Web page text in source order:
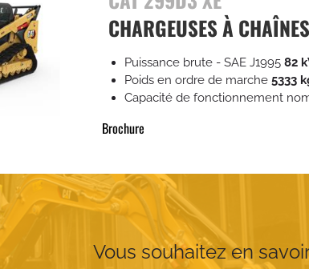
CHARGEUSES À
Puissance brute - SAE J1995 82
Poids en ordre de marche 5333
Capacité de fonctionnement
Brochure
Vous souhaitez en